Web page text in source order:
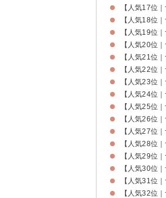
【人気17位
【人気18位
【人気19位
【人気20位
【人気21位
【人気22位
【人気23位
【人気24位
【人気25位
【人気26位
【人気27位
【人気28位
【人気29位
【人気30位
【人気31位
【人気32位